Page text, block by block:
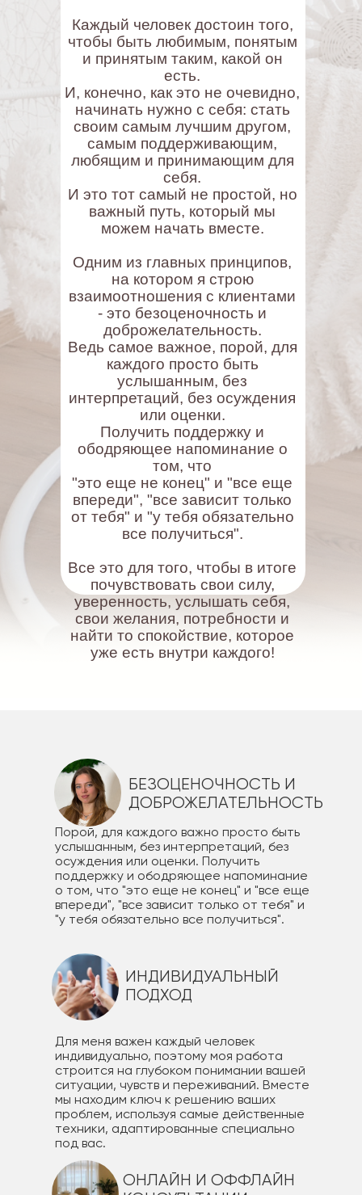
Каждый человек достоин того,
чтобы быть любимым, понятым
и принятым таким, какой он
есть.
И, конечно, как это не очевидно,
начинать нужно с себя: стать
своим самым лучшим другом,
самым поддерживающим,
любящим и принимающим для
себя.
И это тот самый не простой, но
важный путь, который мы
можем начать вместе.
Одним из главных принципов,
на котором я строю
взаимоотношения с клиентами
- это безоценочность и
доброжелательность.
Ведь самое важное, порой, для
каждого просто быть
услышанным, без
интерпретаций, без осуждения
или оценки.
Получить поддержку и
ободряющее напоминание о
том, что
"это еще не конец" и "все еще
впереди", "все зависит только
от тебя" и "у тебя обязательно
все получиться".
Все это для того, чтобы в итоге
почувствовать свои силу,
уверенность, услышать себя,
свои желания, потребности и
найти то спокойствие, которое
уже есть внутри каждого!
БЕЗОЦЕНОЧНОСТЬ И
ДОБРОЖЕЛАТЕЛЬНОСТЬ
ИНДИВИДУАЛЬНЫЙ
ПОДХОД
ОНЛАЙН И ОФФЛАЙН
Порой, для каждого важно просто быть
услышанным, без интерпретаций, без
осуждения или оценки. Получить
поддержку и ободряющее напоминание
о том, что "это еще не конец" и "все еще
впереди", "все зависит только от тебя" и
"у тебя обязательно все получиться".
Для меня важен каждый человек
индивидуально, поэтому моя работа
строится на глубоком понимании вашей
ситуации, чувств и переживаний. Вместе
мы находим ключ к решению ваших
проблем, используя самые действенные
техники, адаптированные специально
под вас.